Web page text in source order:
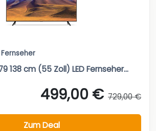
Fernseher
138 cm (55 Zoll) LED Fernseher...
499,00 € 729,00 €
Zum Deal